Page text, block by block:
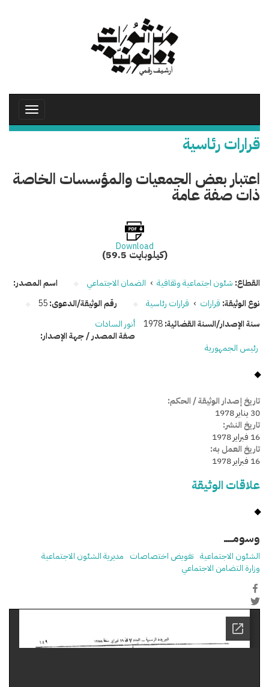
Toggle
قرارات رئاسية
اعتبار بعض الجمعيات والمؤسسات الخاصة
ذات صفة عامة
Download
(59.5 كيلوبايت)
القطاع: شئون اجتماعية وثقافية › الضمان الاجتماعي
نوع الوثيقة: قرارات › قرارات رئاسية رقم الوثيقة/الدعوى:55
سنة الإصدار/السنة القضائية:1978
اسم المصدر:
أنور السادات
صفة المصدر / جهة الإصدار:
رئيس الجمهورية
تاريخ إصدار الوثيقة / الحكم:
30 يناير 1978
تاريخ النشر:
16 فبراير 1978
تاريخ العمل به:
16 فبراير 1978
علاقات الوثيقة
وسومـــــ
الشئون الاجتماعية تفويض اختصاصات مديرية الشئون الاجتماعية
وزارة التضامن الاجتماعي